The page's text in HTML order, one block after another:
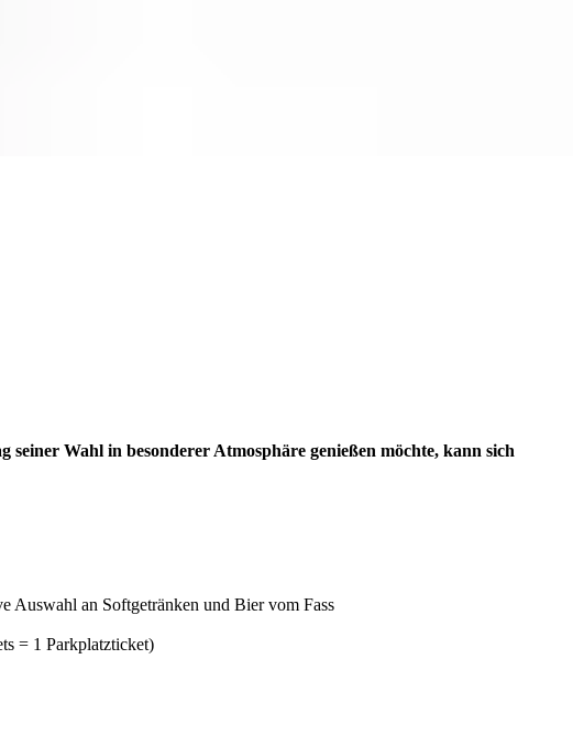
Wahl in besonderer Atmosphäre genießen möchte, kann sich
an Softgetränken und Bier vom Fass
= 1 Parkplatzticket)